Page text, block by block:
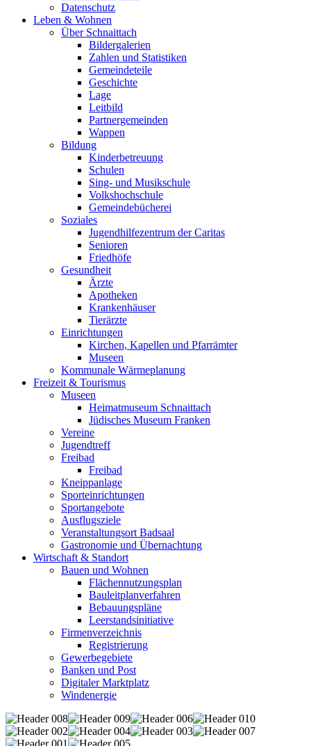
Datenschutz
Leben & Wohnen
Über Schnaittach
Bildergalerien
Zahlen und Statistiken
Gemeindeteile
Geschichte
Lage
Leitbild
Partnergemeinden
Wappen
Bildung
Kinderbetreuung
Schulen
Sing- und Musikschule
Volkshochschule
Gemeindebücherei
Soziales
Jugendhilfezentrum der Caritas
Senioren
Friedhöfe
Gesundheit
Ärzte
Apotheken
Krankenhäuser
Tierärzte
Einrichtungen
Kirchen, Kapellen und Pfarrämter
Museen
Kommunale Wärmeplanung
Freizeit & Tourismus
Museen
Heimatmuseum Schnaittach
Jüdisches Museum Franken
Vereine
Jugendtreff
Freibad
Freibad
Kneippanlage
Sporteinrichtungen
Sportangebote
Ausflugsziele
Veranstaltungsort Badsaal
Gastronomie und Übernachtung
Wirtschaft & Standort
Bauen und Wohnen
Flächennutzungsplan
Bauleitplanverfahren
Bebauungspläne
Leerstandsinitiative
Firmenverzeichnis
Registrierung
Gewerbegebiete
Banken und Post
Digitaler Marktplatz
Windenergie